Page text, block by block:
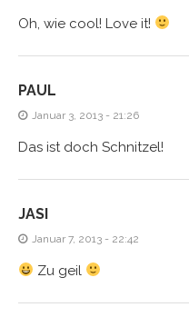
Oh, wie cool! Love it!
PAUL
Januar 3, 2013 - 21:26
Das ist doch Schnitzel!
JASI
Januar 7, 2013 - 22:42
Zu geil